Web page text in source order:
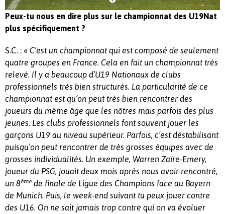
Peux-tu nous en dire plus sur le championnat des U19Nat
plus spécifiquement ?
S.C. : « C’est un championnat qui est composé de seulement
quatre groupes en France. Cela en fait un championnat très
relevé. Il y a beaucoup d’U19 Nationaux de clubs
professionnels très bien structurés. La particularité de ce
championnat est qu’on peut très bien rencontrer des
joueurs du même âge que les nôtres mais parfois des plus
jeunes. Les clubs professionnels font souvent jouer les
garçons U19 au niveau supérieur. Parfois, c’est déstabilisant
puisqu’on peut rencontrer de très grosses équipes avec de
grosses individualités. Un exemple, Warren Zaïre-Emery,
joueur du PSG, jouait deux mois après nous avoir rencontré,
un 8ème de finale de Ligue des Champions face au Bayern
de Munich. Puis, le week-end suivant tu peux jouer contre
des U16. On ne sait jamais trop contre qui on va évoluer